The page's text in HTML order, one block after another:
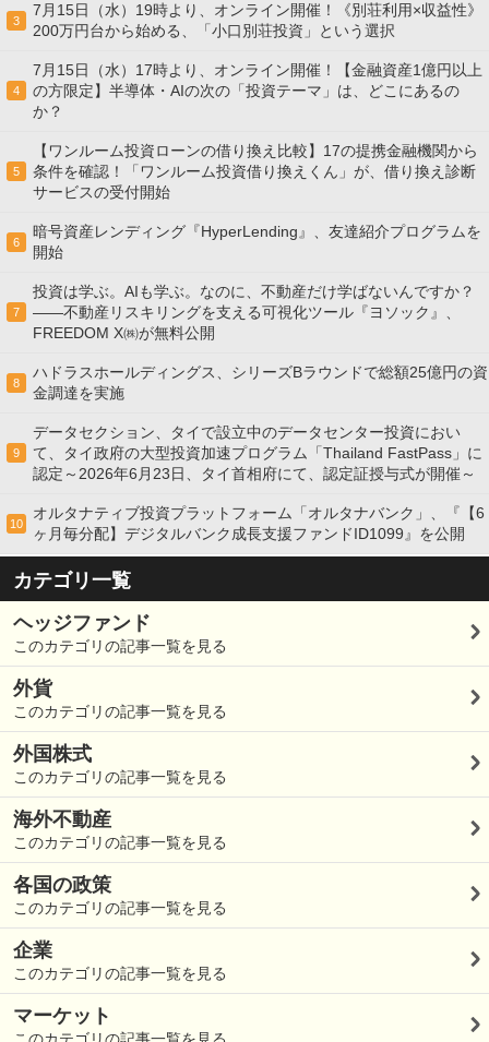
3
7月15日（水）19時より、オンライン開催！《別荘利用×収益性》
200万円台から始める、「小口別荘投資」という選択
4
7月15日（水）17時より、オンライン開催！【金融資産1億円以上
の方限定】半導体・AIの次の「投資テーマ」は、どこにあるの
か？
5
【ワンルーム投資ローンの借り換え比較】17の提携金融機関から
条件を確認！「ワンルーム投資借り換えくん」が、借り換え診断
サービスの受付開始
6
暗号資産レンディング『HyperLending』、友達紹介プログラムを
開始
7
投資は学ぶ。AIも学ぶ。なのに、不動産だけ学ばないんですか？
——不動産リスキリングを支える可視化ツール『ヨソック』、
FREEDOM X㈱が無料公開
8
ハドラスホールディングス、シリーズBラウンドで総額25億円の資
金調達を実施
9
データセクション、タイで設立中のデータセンター投資におい
て、タイ政府の大型投資加速プログラム「Thailand FastPass」に
認定～2026年6月23日、タイ首相府にて、認定証授与式が開催～
10
オルタナティブ投資プラットフォーム「オルタナバンク」、『【6
ヶ月毎分配】デジタルバンク成長支援ファンドID1099』を公開
カテゴリ一覧
ヘッジファンド
このカテゴリの記事一覧を見る
外貨
このカテゴリの記事一覧を見る
外国株式
このカテゴリの記事一覧を見る
海外不動産
このカテゴリの記事一覧を見る
各国の政策
このカテゴリの記事一覧を見る
企業
このカテゴリの記事一覧を見る
マーケット